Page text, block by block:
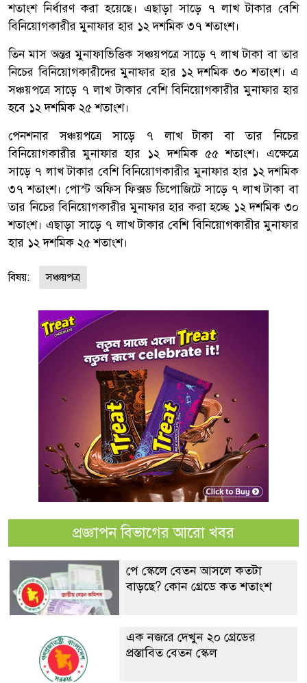
শতাংশ নির্ধারণ করা হয়েছে। এছাড়া সাড়ে ৭ লাখ টাকার বেশি
বিনিয়োগকারীর মুনাফার হার ১২ দশমিক ৩৭ শতাংশ।
তিন মাস অন্তর মুনাফাভিত্তিক সঞ্চয়পত্রে সাড়ে ৭ লাখ টাকা বা তার
নিচের বিনিয়োগকারীদের মুনাফার হার ১২ দশমিক ৩০ শতাংশ। এ
সঞ্চয়পত্রে সাড়ে ৭ লাখ টাকার বেশি বিনিয়োগকারীর মুনাফার হার
হবে ১২ দশমিক ২৫ শতাংশ।
পেনশনার সঞ্চয়পত্রে সাড়ে ৭ লাখ টাকা বা তার নিচের
বিনিয়োগকারীর মুনাফার হার ১২ দশমিক ৫৫ শতাংশ। এক্ষেত্রে
সাড়ে ৭ লাখ টাকার বেশি বিনিয়োগকারীর মুনাফার হার ১২ দশমিক
৩৭ শতাংশ। পোস্ট অফিস ফিক্সড ডিপোজিটে সাড়ে ৭ লাখ টাকা বা
তার নিচের বিনিয়োগকারীর মুনাফার হার করা হচ্ছে ১২ দশমিক ৩০
শতাংশ। এছাড়া সাড়ে ৭ লাখ টাকার বেশি বিনিয়োগকারীর মুনাফার
হার ১২ দশমিক ২৫ শতাংশ।
বিষয়: সঞ্চয়পত্র
প্রজ্ঞাপন বিভাগের আরো খবর
পে স্কেলে বেতন আসলে কতটা
বাড়ছে? কোন গ্রেডে কত শতাংশ
এক নজরে দেখুন ২০ গ্রেডের
প্রস্তাবিত বেতন স্কেল